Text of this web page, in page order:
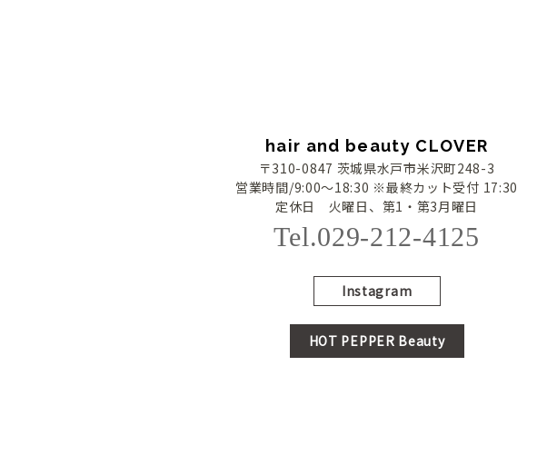
hair and beauty CLOVER
〒310-0847 茨城県水戸市米沢町248-3
営業時間/9:00〜18:30 ※最終カット受付 17:30
定休日 火曜日、第1・第3月曜日
Tel.029-212-4125
Instagram
HOT PEPPER Beauty